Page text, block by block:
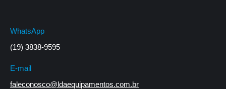
WhatsApp
(19) 3838-9595
E-mail
faleconosco@ldaequipamentos.com.br